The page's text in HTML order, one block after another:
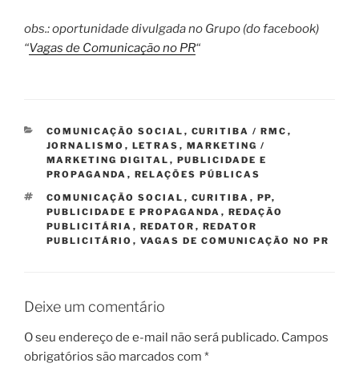
obs.: oportunidade divulgada no Grupo (do facebook)
“Vagas de Comunicação no PR“
CATEGORIAS
COMUNICAÇÃO SOCIAL , CURITIBA / RMC ,
JORNALISMO , LETRAS , MARKETING /
MARKETING DIGITAL , PUBLICIDADE E
PROPAGANDA , RELAÇÕES PÚBLICAS
TAGS
COMUNICAÇÃO SOCIAL , CURITIBA , PP,
PUBLICIDADE E PROPAGANDA , REDAÇÃO
PUBLICITÁRIA , REDATOR , REDATOR
PUBLICITÁRIO , VAGAS DE COMUNICAÇÃO NO PR
Deixe um comentário
O seu endereço de e-mail não será publicado. Campos
obrigatórios são marcados com *